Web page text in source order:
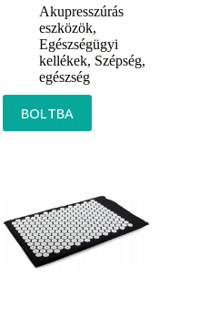
Akupresszúrás
eszközök,
Egészségügyi
kellékek, Szépség,
egészség
BOLTBA